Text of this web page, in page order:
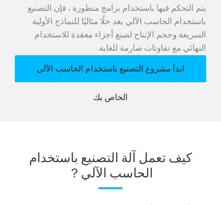
يتم التحكم فيها باستخدام برامج متطورة ، فإن التصنيع
باستخدام الحاسب الآلي يعد حلًا مثاليًا للنماذج الأولية
السريعة وحجم الإنتاج لصنع أجزاء معقدة للاستخدام
النهائي مع تفاوتات صارمة للغاية.
ابدأ مشروع التصنيع باستخدام الحاسب الآلي
الخاص بك
كيف تعمل آلة التصنيع باستخدام
الحاسب الآلي？